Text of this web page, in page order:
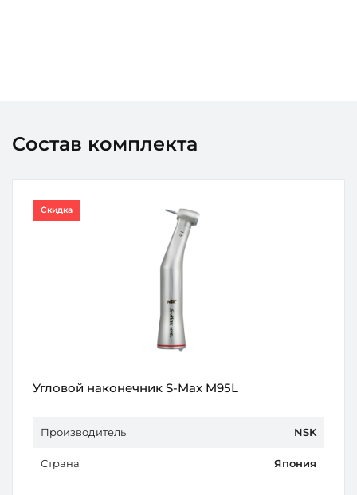
Состав комплекта
Угловой наконечник S-Max M95L
Производитель NSK
Страна Япония
Скидка